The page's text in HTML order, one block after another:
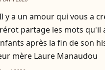
y a un amour qui vous a
partage les mots qu'il
après la fin de son
mère Laure Manaudou